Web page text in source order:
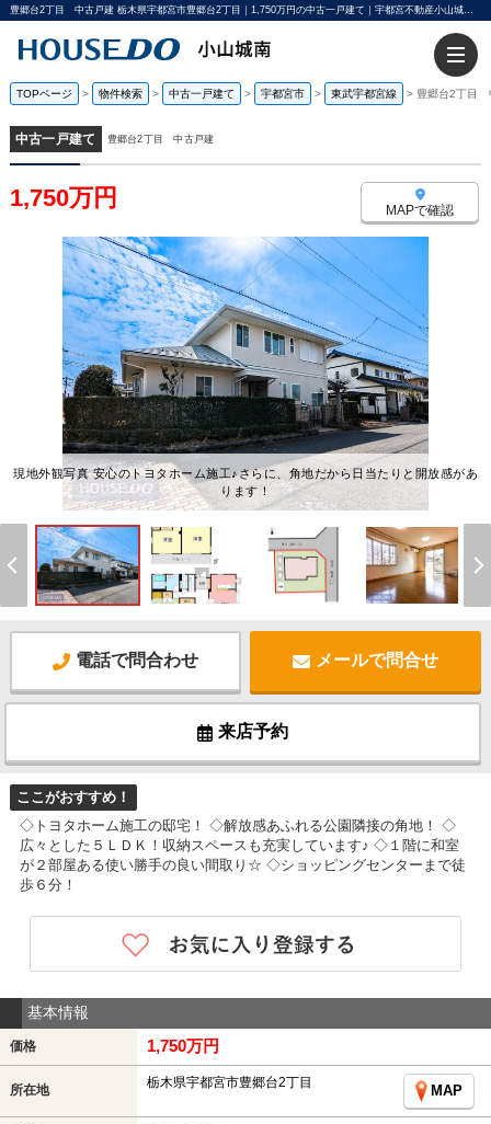
豊郷台2丁目 中古戸建 栃木県宇都宮市豊郷台2丁目｜1,750万円の中古一戸建て｜宇都宮不動産小山城南店
TOPページ > 物件検索 > 中古一戸建て > 宇都宮市 > 東武宇都宮線 > 豊郷台2丁目
中古一戸建て 豊郷台2丁目 中古戸建
1,750万円 MAPで確認
現地外観写真 安心のトヨタホーム施工♪さらに、角地だから日当たりと開放感があ
ります！
電話で問合わせ メールで問合せ
来店予約
ここがおすすめ！
◇トヨタホーム施工の邸宅！ ◇解放感あふれる公園隣接の角地！ ◇
広々とした５ＬＤＫ！収納スペースも充実しています♪ ◇１階に和室
が２部屋ある使い勝手の良い間取り☆ ◇ショッピングセンターまで徒
歩６分！
基本情報
価格 1,750万円
所在地 栃木県宇都宮市豊郷台2丁目
MAP